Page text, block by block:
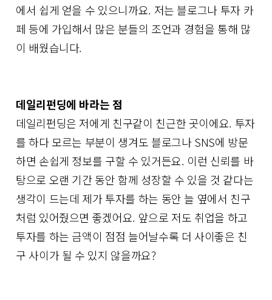
에서 쉽게 얻을 수 있으니까요. 저는 블로그나 투자 카
페 등에 가입해서 많은 분들의 조언과 경험을 통해 많
이 배웠습니다.
데일리펀딩에 바라는 점
데일리펀딩은 저에게 친구같이 친근한 곳이에요. 투자
를 하다 모르는 부분이 생겨도 블로그나 SNS에 방문
하면 손쉽게 정보를 구할 수 있거든요. 이런 신뢰를 바
탕으로 오랜 기간 동안 함께 성장할 수 있을 것 같다는
생각이 드는데 제가 투자를 하는 동안 늘 옆에서 친구
처럼 있어줬으면 좋겠어요. 앞으로 저도 취업을 하고
투자를 하는 금액이 점점 늘어날수록 더 사이좋은 친
구 사이가 될 수 있지 않을까요?